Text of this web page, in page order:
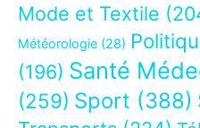
Mode et Textile
Météorologie (28)
(196) Santé
(259) Sport (388)